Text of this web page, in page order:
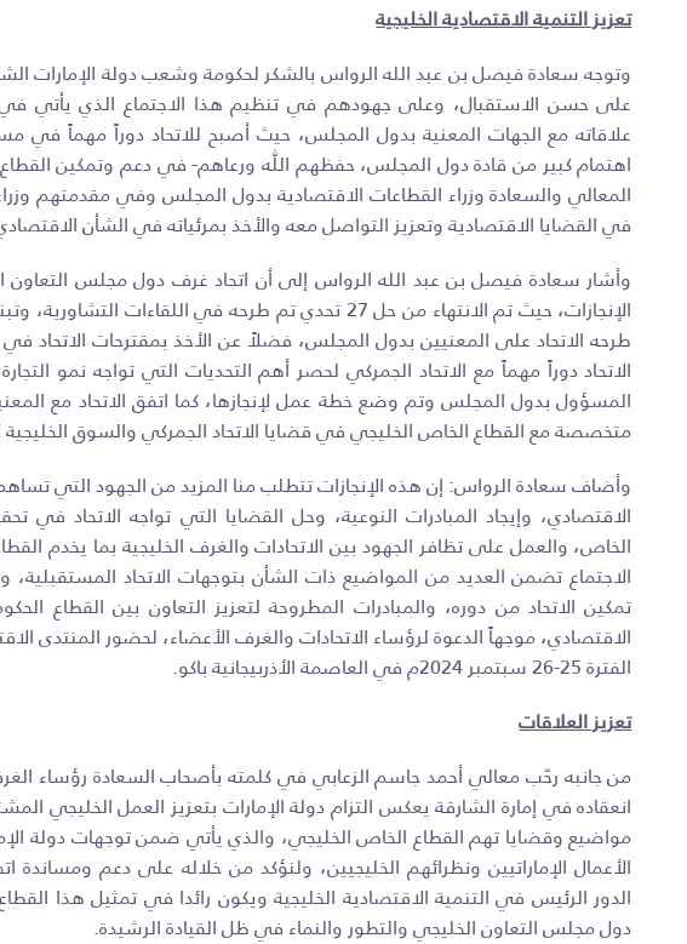
تعزيز التنمية الاقتصادية الخليجية
وتوجه سعادة فيصل بن عبد الله الرواس بالشكر لحكومة وشعب دولة الإمارات
على حسن الاستقبال، وعلى جهودهم في تنظيم هذا الاجتماع الذي يأتي في
علاقاته مع الجهات المعنية بدول المجلس، حيث أصبح للاتحاد دوراً مهماً في
اهتمام كبير من قادة دول المجلس، حفظهم اللّٰه ورعاهم- في دعم وتمكين
المعالي والسعادة وزراء القطاعات الاقتصادية بدول المجلس وفي مقدمتهم
في القضايا الاقتصادية وتعزيز التواصل معه والأخذ بمرئياته في الشأن
وأشار سعادة فيصل بن عبد الله الرواس إلى أن اتحاد غرف دول مجلس التعاون
طرحه الاتحاد على المعنيين بدول المجلس، فضلاً عن الأخذ بمقترحات الاتحاد
الاتحاد دوراً مهماً مع الاتحاد الجمركي لحصر أهم التحديات التي تواجه نمو
المسؤول بدول المجلس وتم وضع خطة عمل لإنجازها، كما اتفق الاتحاد مع
متخصصة مع القطاع الخاص الخليجي في قضايا الاتحاد الجمركي والسوق الخليجية
وأضاف سعادة الرواس: إن هذه الإنجازات تتطلب منا المزيد من الجهود التي تساهم
الاقتصادي، وإيجاد المبادرات النوعية، وحل القضايا التي تواجه الاتحاد
الخاص، والعمل على تظافر الجهود بين الاتحادات والغرف الخليجية بما يخدم
الاجتماع تضمن العديد من المواضيع ذات الشأن بتوجهات الاتحاد المستقبلية،
تمكين الاتحاد من دوره، والمبادرات المطروحة لتعزيز التعاون بين القطاع
الاقتصادي، موجهاً الدعوة لرؤساء الاتحادات والغرف الأعضاء، لحضور المنتدى
الفترة 25-26 سبتمبر 2024م في العاصمة الأذربيجانية باكو.
تعزيز العلاقات
من جانبه رحّب معالي أحمد جاسم الزعابي في كلمته بأصحاب السعادة رؤساء
انعقاده في إمارة الشارقة يعكس التزام دولة الإمارات بتعزيز العمل الخليجي
مواضيع وقضايا تهم القطاع الخاص الخليجي، والذي يأتي ضمن توجهات دولة
الأعمال الإماراتيين ونظرائهم الخليجيين، ولنؤكد من خلاله على دعم
الدور الرئيس في التنمية الاقتصادية الخليجية ويكون رائدا في تمثيل هذا
دول مجلس التعاون الخليجي والتطور والنماء في ظل القيادة الرشيدة.